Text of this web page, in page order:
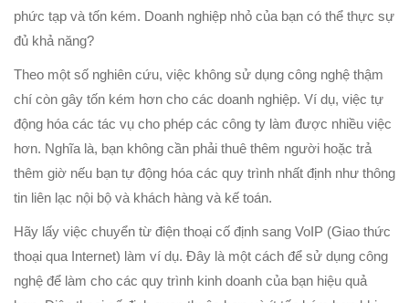
phức tạp và tốn kém. Doanh nghiệp nhỏ của bạn có thể thực sự
đủ khả năng?
Theo một số nghiên cứu, việc không sử dụng công nghệ thậm
chí còn gây tốn kém hơn cho các doanh nghiệp. Ví dụ, việc tự
động hóa các tác vụ cho phép các công ty làm được nhiều việc
hơn. Nghĩa là, bạn không cần phải thuê thêm người hoặc trả
thêm giờ nếu bạn tự động hóa các quy trình nhất định như thông
tin liên lạc nội bộ và khách hàng và kế toán.
Hãy lấy việc chuyển từ điện thoại cố định sang VoIP (Giao thức
thoại qua Internet) làm ví dụ. Đây là một cách để sử dụng công
nghệ để làm cho các quy trình kinh doanh của bạn hiệu quả